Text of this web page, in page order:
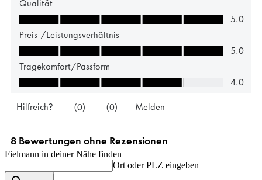
Fielmann in deiner Nähe finden
Ort oder PLZ eingeben